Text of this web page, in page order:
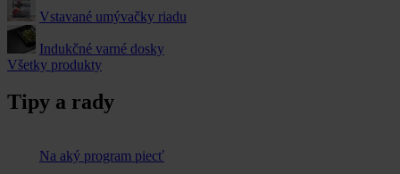
Vstavané umývačky riadu
Indukčné varné dosky
Všetky produkty
Tipy a rady
Na aký program piecť